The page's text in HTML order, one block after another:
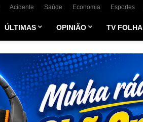
Acidente Saúde Economia Esportes
ÚLTIMAS OPINIÃO TV FOLHA